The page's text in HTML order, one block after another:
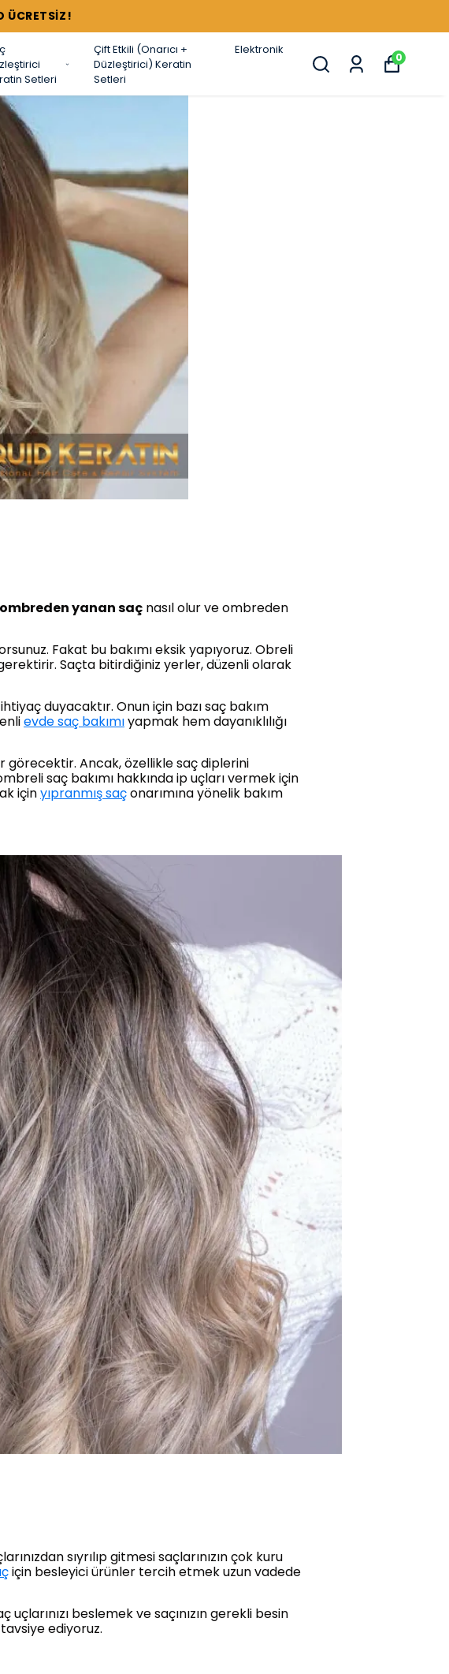
!
Setleri
Çift Etkili (Onarıcı +
Düzleştirici) Keratin
Setleri
Elektronik
0
ombreden yanan saç nasıl olur ve ombreden
Fakat bu bakımı eksik yapıyoruz. Obreli
Saçta bitirdiğiniz yerler, düzenli olarak
duyacaktır. Onun için bazı saç bakım
evde saç bakımıyapmak hem dayanıklılığı
Ancak, özellikle saç diplerini
saç bakımı hakkında ip uçları vermek için
içinyıpranmış saçonarımına yönelik bakım
sıyrılıp gitmesi saçlarınızın çok kuru
için besleyici ürünler tercih etmek uzun vadede
beslemek ve saçınızın gerekli besin
tavsiye ediyoruz.